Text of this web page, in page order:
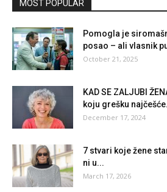
MOST POPULAR
Pomogla je
posao – ali vlasnik
October 21, 2025
KAD SE ZALJUBI
koju grešku
December 17, 2024
7 stvari koje žene
ni u...
March 17, 2026